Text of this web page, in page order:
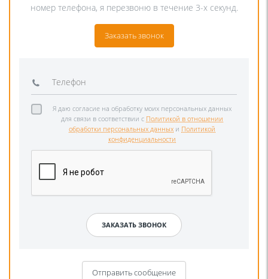
номер телефона, я перезвоню в течение 3-х секунд.
Заказать звонок
Я даю согласие на обработку моих персональных данных
для связи в соответствии с Политикой в отношении
обработки персональных данных и Политикой
конфиденциальности
Отправить сообщение